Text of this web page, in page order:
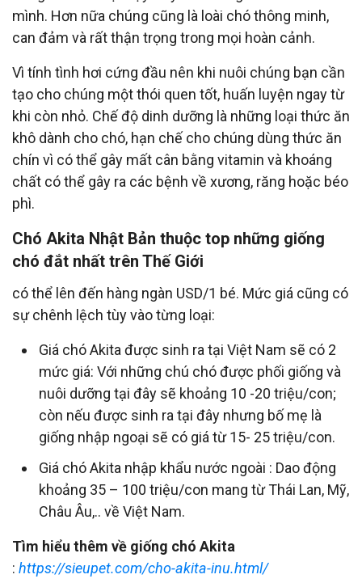
mình. Hơn nữa chúng cũng là loài chó thông minh,
can đảm và rất thận trọng trong mọi hoàn cảnh.
Vì tính tình hơi cứng đầu nên khi nuôi chúng bạn cần
tạo cho chúng một thói quen tốt, huấn luyện ngay từ
khi còn nhỏ. Chế độ dinh dưỡng là những loại thức ăn
khô dành cho chó, hạn chế cho chúng dùng thức ăn
chín vì có thể gây mất cân bằng vitamin và khoáng
chất có thể gây ra các bệnh về xương, răng hoặc béo
phì.
Chó Akita Nhật Bản thuộc top những giống
chó đắt nhất trên Thế Giới
có thể lên đến hàng ngàn USD/1 bé. Mức giá cũng có
sự chênh lệch tùy vào từng loại:
Giá chó Akita được sinh ra tại Việt Nam sẽ có 2
mức giá: Với những chú chó được phối giống và
nuôi dưỡng tại đây sẽ khoảng 10 -20 triệu/con;
còn nếu được sinh ra tại đây nhưng bố mẹ là
giống nhập ngoại sẽ có giá từ 15- 25 triệu/con.
Giá chó Akita nhập khẩu nước ngoài : Dao động
khoảng 35 – 100 triệu/con mang từ Thái Lan, Mỹ,
Châu Âu,.. về Việt Nam.
Tìm hiểu thêm về giống chó Akita
: https://sieupet.com/cho-akita-inu.html/